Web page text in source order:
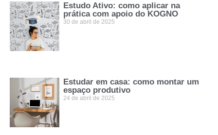
Estudo Ativo: como aplicar na
prática com apoio do KOGNO
30 de abril de 2025
Estudar em casa: como montar um
espaço produtivo
24 de abril de 2025